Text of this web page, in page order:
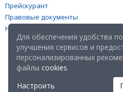
Прейскурант
Правовые документы
Настройка файлов cookies
Для обеспечения удобства
улучшения сервисов и
персонализированных
файлы cookies.
Настроить